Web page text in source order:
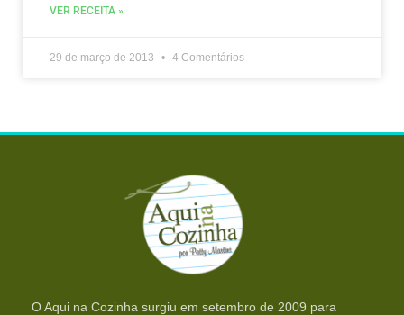
VER RECEITA »
29 de março de 2013 4 Comentários
O Aqui na Cozinha surgiu em setembro de 2009 para